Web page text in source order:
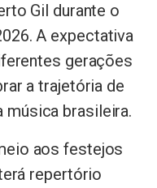
Gil durante o
A expectativa
gerações
a trajetória de
música brasileira.
aos festejos
repertório